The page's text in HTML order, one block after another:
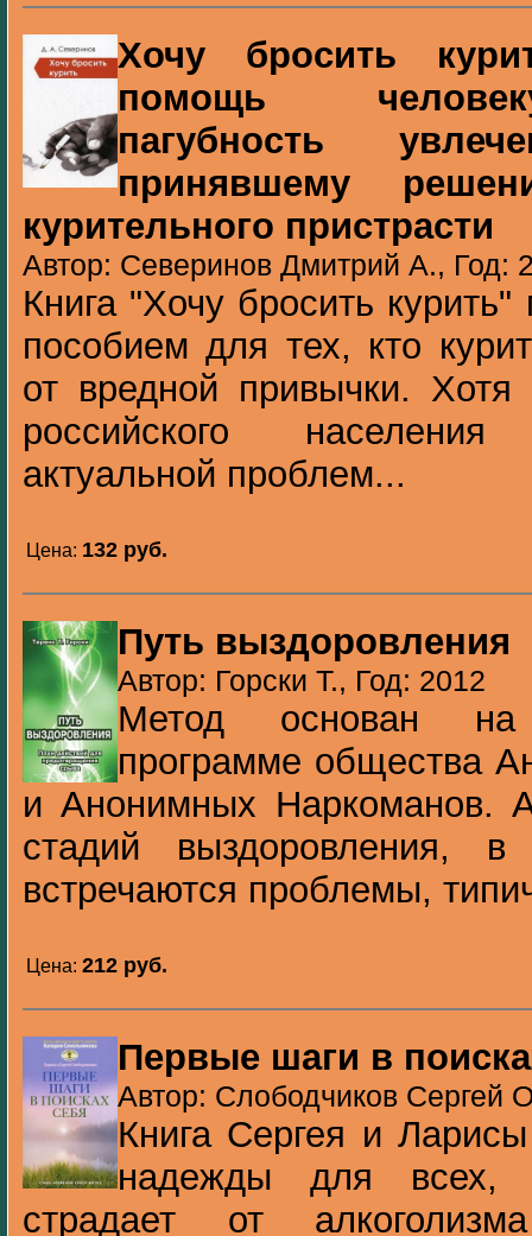
Хочу бросить
помощь
пагубность
принявшему
курительного пристрасти
Автор: Северинов Дмитрий А., Год:
Книга "Хочу бросить
пособием для тех, кто
от вредной привычки.
российского
актуальной проблем...
Цена: 132 pуб.
Путь выздоровления
Автор: Горски Т., Год: 2012
Метод основан на
программе общества
и Анонимных Наркоманов.
стадий выздоровления,
встречаются проблемы,
Цена: 212 pуб.
Первые шаги в
Автор: Слободчиков Сергей
Книга Сергея и
надежды для всех,
страдает от